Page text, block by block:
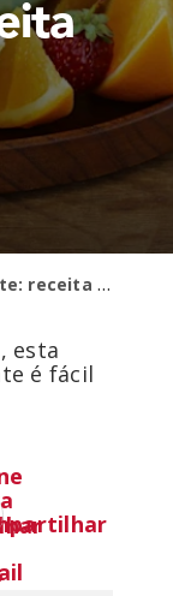
Fondue de chocolate: receita para dois
esta
é fácil